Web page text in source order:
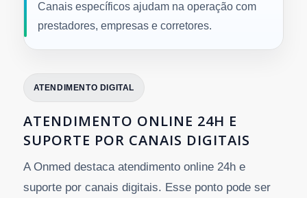
Canais específicos ajudam na operação com
prestadores, empresas e corretores.
ATENDIMENTO DIGITAL
ATENDIMENTO ONLINE 24H E
SUPORTE POR CANAIS DIGITAIS
A Onmed destaca atendimento online 24h e
suporte por canais digitais. Esse ponto pode ser